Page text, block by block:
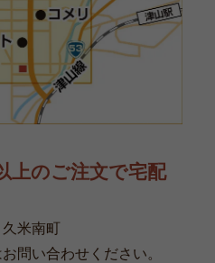
上のご注文で宅配
米南町
問い合わせください。